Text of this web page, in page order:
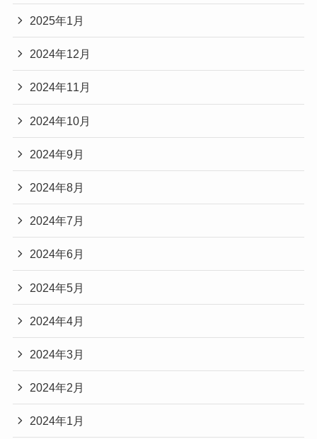
2025年1月
2024年12月
2024年11月
2024年10月
2024年9月
2024年8月
2024年7月
2024年6月
2024年5月
2024年4月
2024年3月
2024年2月
2024年1月